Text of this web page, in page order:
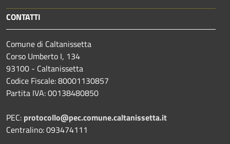
CONTATTI
Comune di Caltanissetta
Corso Umberto I, 134
93100 - Caltanissetta
Codice Fiscale: 80001130857
Partita IVA: 00138480850
PEC: protocollo@pec.comune.caltanissetta.it
Centralino: 093474111